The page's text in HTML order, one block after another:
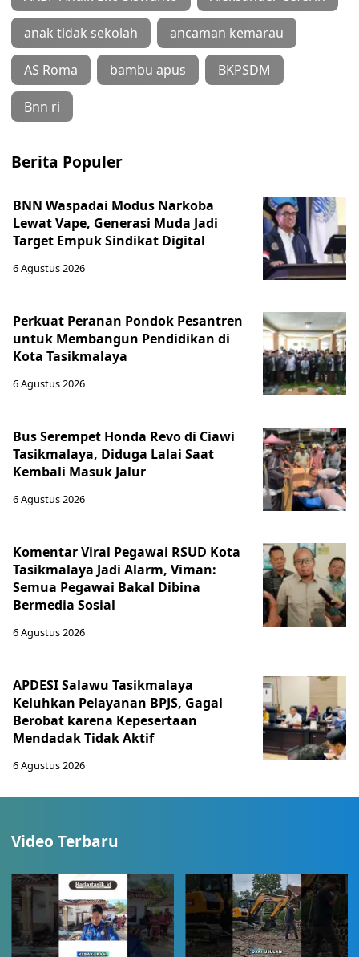
anak tidak sekolah ancaman kemarau
AS Roma bambu apus BKPSDM
Bnn ri
Berita Populer
BNN Waspadai Modus Narkoba
Lewat Vape, Generasi Muda Jadi
Target Empuk Sindikat Digital
6 Agustus 2026
Perkuat Peranan Pondok Pesantren
untuk Membangun Pendidikan di
Kota Tasikmalaya ‎
6 Agustus 2026
Bus Serempet Honda Revo di Ciawi
Tasikmalaya, Diduga Lalai Saat
Kembali Masuk Jalur
6 Agustus 2026
Komentar Viral Pegawai RSUD Kota
Tasikmalaya Jadi Alarm, Viman:
Semua Pegawai Bakal Dibina
Bermedia Sosial
6 Agustus 2026
APDESI Salawu Tasikmalaya
Keluhkan Pelayanan BPJS, Gagal
Berobat karena Kepesertaan
Mendadak Tidak Aktif
6 Agustus 2026
Video Terbaru